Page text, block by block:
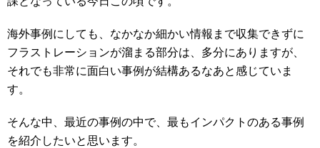
海外事例にしても、なかなか細かい情報まで収集できずに
フラストレーションが溜まる部分は、多分にありますが、
それでも非常に面白い事例が結構あるなあと感じていま
す。
そんな中、最近の事例の中で、最もインパクトのある事例
を紹介したいと思います。